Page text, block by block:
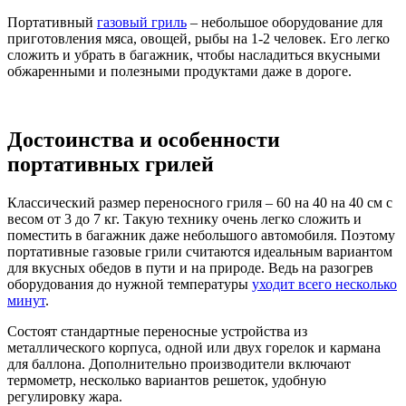
Портативный газовый гриль – небольшое оборудование для
приготовления мяса, овощей, рыбы на 1-2 человек. Его легко
сложить и убрать в багажник, чтобы насладиться вкусными
обжаренными и полезными продуктами даже в дороге.
Достоинства и особенности
портативных грилей
Классический размер переносного гриля – 60 на 40 на 40 см с
весом от 3 до 7 кг. Такую технику очень легко сложить и
поместить в багажник даже небольшого автомобиля. Поэтому
портативные газовые грили считаются идеальным вариантом
для вкусных обедов в пути и на природе. Ведь на разогрев
оборудования до нужной температуры уходит всего несколько
минут.
Состоят стандартные переносные устройства из
металлического корпуса, одной или двух горелок и кармана
для баллона. Дополнительно производители включают
термометр, несколько вариантов решеток, удобную
регулировку жара.